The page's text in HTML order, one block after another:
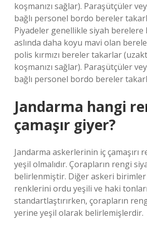
koşmanızı sağlar). Paraşütçüler
bağlı personel bordo bereler
Piyadeler genellikle siyah berelere
aslında daha koyu mavi olan
polis kırmızı bereler takarlar
koşmanızı sağlar). Paraşütçüler
bağlı personel bordo bereler
Jandarma hangi
çamaşır giyer?
Jandarma askerlerinin iç çamaşırı
yeşil olmalıdır. Çorapların rengi
belirlenmiştir. Diğer askeri birimler
renklerini ordu yeşili ve haki
standartlaştırırken, çorapların
yerine yeşil olarak belirlemişlerdir.